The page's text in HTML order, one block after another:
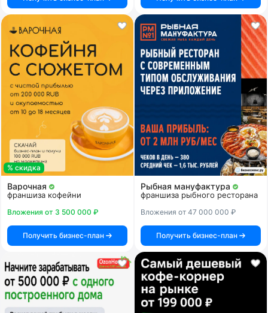
% скидка
Варочная
франшиза кофейни
Вложения от 3 500 000 ₽
Получить бизнес-план
Рыбная мануфактура
франшиза рыбного ресторана
Вложения от 47 000 000 ₽
Получить бизнес-план